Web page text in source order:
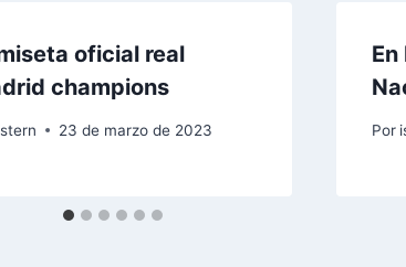
oficial real
champions
23 de marzo de 2023 Por